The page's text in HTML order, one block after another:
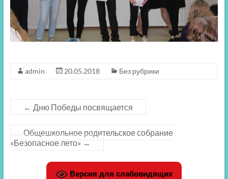
admin 20.05.2018 Без рубрики
← Дню Победы посвящается
Общешкольное родительское собрание
«Безопасное лето» →
Версия для слабовидящих